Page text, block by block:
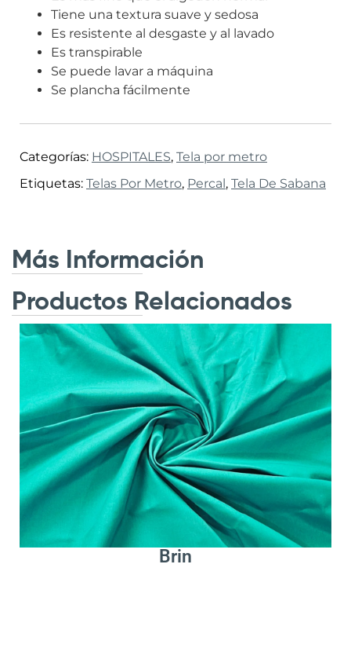
Tiene una textura suave y sedosa
Es resistente al desgaste y al lavado
Es transpirable
Se puede lavar a máquina
Se plancha fácilmente
Categorías: HOSPITALES, Tela por metro
Etiquetas: Telas Por Metro, Percal, Tela De Sabana
Más Información
Productos Relacionados
.
Brin